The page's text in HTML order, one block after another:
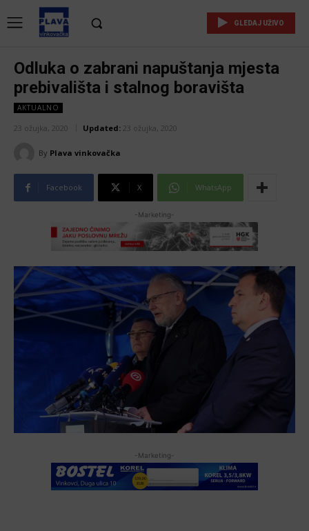
GLEDAJ UŽIVO
Odluka o zabrani napuštanja mjesta
prebivališta i stalnog boravišta
AKTUALNO
23 ožujka, 2020 Updated: 23 ožujka, 2020
By Plava vinkovačka
Facebook X WhatsApp
-Marketing-
-Marketing-